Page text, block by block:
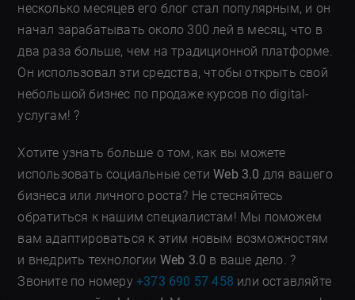
несколько месяцев его блог стал популярным, и он
начал зарабатывать около 300 лей в месяц, что в
два раза больше, чем на традиционной платформе.
Он использовал эти средства, чтобы открыть свой
небольшой бизнес по продаже курсов по digital-
услугам! ?
Хотите узнать больше о том, как вы можете
использовать социальные сетиWeb 3.0 для вашего
бизнеса или личного роста? Не стесняйтесь
обратиться к нашим специалистам! Мы поможем
вам адаптироваться к этим новым возможностям
и внедрить технологии Web 3.0 в ваше дело. ?
Звоните по номеру+373 690 57 458 или оставляйте